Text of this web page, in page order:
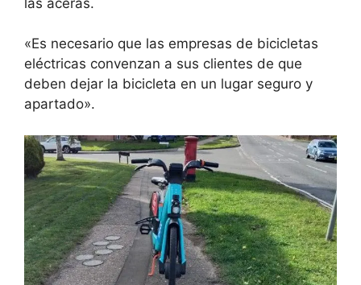
«Es necesario que las empresas de bicicletas
eléctricas convenzan a sus clientes de que
deben dejar la bicicleta en un lugar seguro y
apartado».